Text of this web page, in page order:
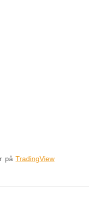
påTradingView